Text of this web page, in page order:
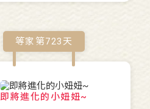
等家第723 天
即將進化的小妞妞~